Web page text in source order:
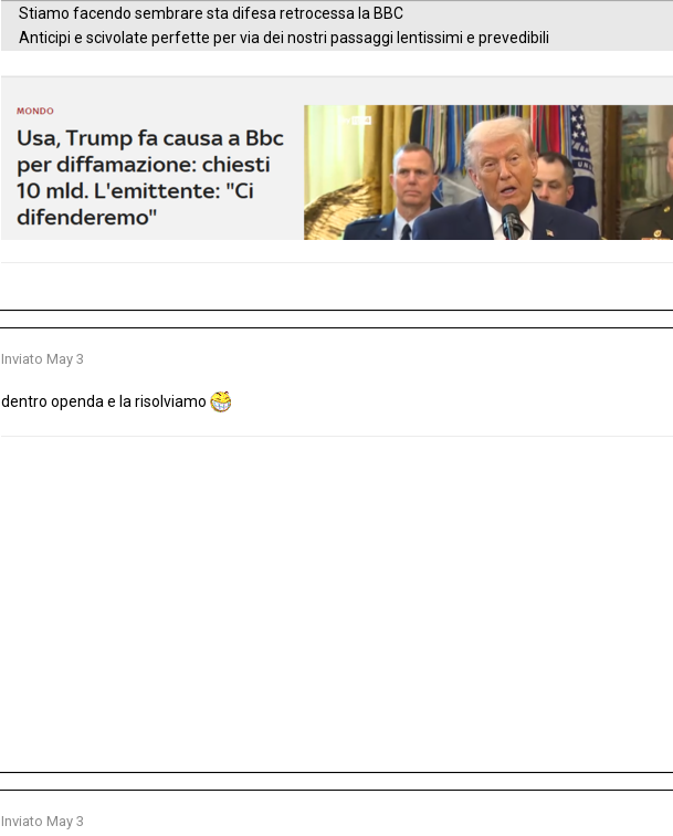
Stiamo facendo sembrare sta difesa retrocessa la BBC
Anticipi e scivolate perfette per via dei nostri passaggi lentissimi e prevedibili
Inviato May 3
dentro openda e la risolviamo
Inviato May 3